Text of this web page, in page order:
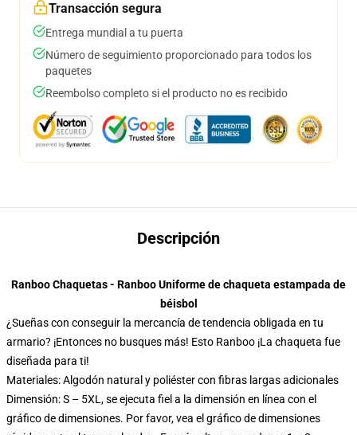
Transacción segura
Entrega mundial a tu puerta
Número de seguimiento proporcionado para todos los
paquetes
Reembolso completo si el producto no es recibido
Descripción
Ranboo Chaquetas - Ranboo Uniforme de chaqueta estampada de
béisbol
¿Sueñas con conseguir la mercancía de tendencia obligada en tu
armario? ¡Entonces no busques más! Esto Ranboo ¡La chaqueta fue
diseñada para ti!
Materiales: Algodón natural y poliéster con fibras largas adicionales
Dimensión: S – 5XL, se ejecuta fiel a la dimensión en línea con el
gráfico de dimensiones. Por favor, vea el gráfico de dimensiones